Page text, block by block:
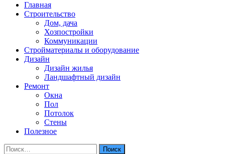
Главная
Строительство
Дом, дача
Хозпостройки
Коммуникации
Стройматериалы и оборудование
Дизайн
Дизайн жилья
Ландшафтный дизайн
Ремонт
Окна
Пол
Потолок
Стены
Полезное
Найти: